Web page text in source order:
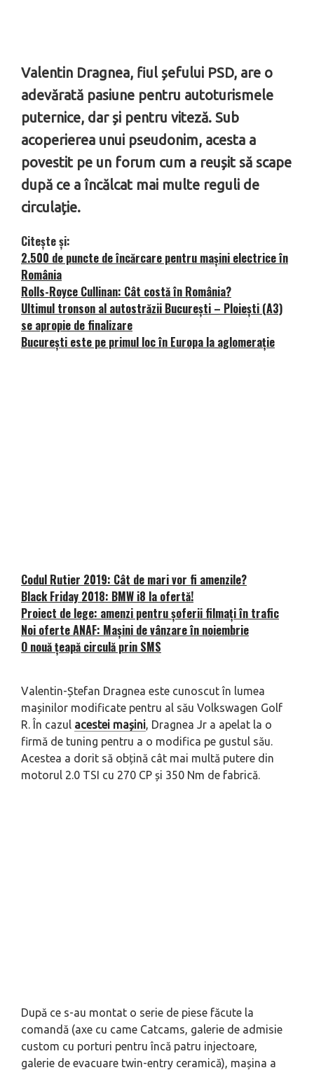
Valentin Dragnea, fiul șefului PSD, are o
adevărată pasiune pentru autoturismele
puternice, dar și pentru viteză. Sub
acoperierea unui pseudonim, acesta a
povestit pe un forum cum a reușit să scape
după ce a încălcat mai multe reguli de
circulație.
Citește și:
2.500 de puncte de încărcare pentru mașini electrice în
România
Rolls-Royce Cullinan: Cât costă în România?
Ultimul tronson al autostrăzii București – Ploiești (A3)
se apropie de finalizare
București este pe primul loc în Europa la aglomerație
Codul Rutier 2019: Cât de mari vor fi amenzile?
Black Friday 2018: BMW i8 la ofertă!
Proiect de lege: amenzi pentru șoferii filmați în trafic
Noi oferte ANAF: Mașini de vânzare în noiembrie
O nouă țeapă circulă prin SMS
Valentin-Ștefan Dragnea este cunoscut în lumea
mașinilor modificate pentru al său Volkswagen Golf
R. În cazul acestei mașini, Dragnea Jr a apelat la o
firmă de tuning pentru a o modifica pe gustul său.
Acestea a dorit să obțină cât mai multă putere din
motorul 2.0 TSI cu 270 CP și 350 Nm de fabrică.
După ce s-au montat o serie de piese făcute la
comandă (axe cu came Catcams, galerie de admisie
custom cu porturi pentru încă patru injectoare,
galerie de evacuare twin-entry ceramică), mașina a